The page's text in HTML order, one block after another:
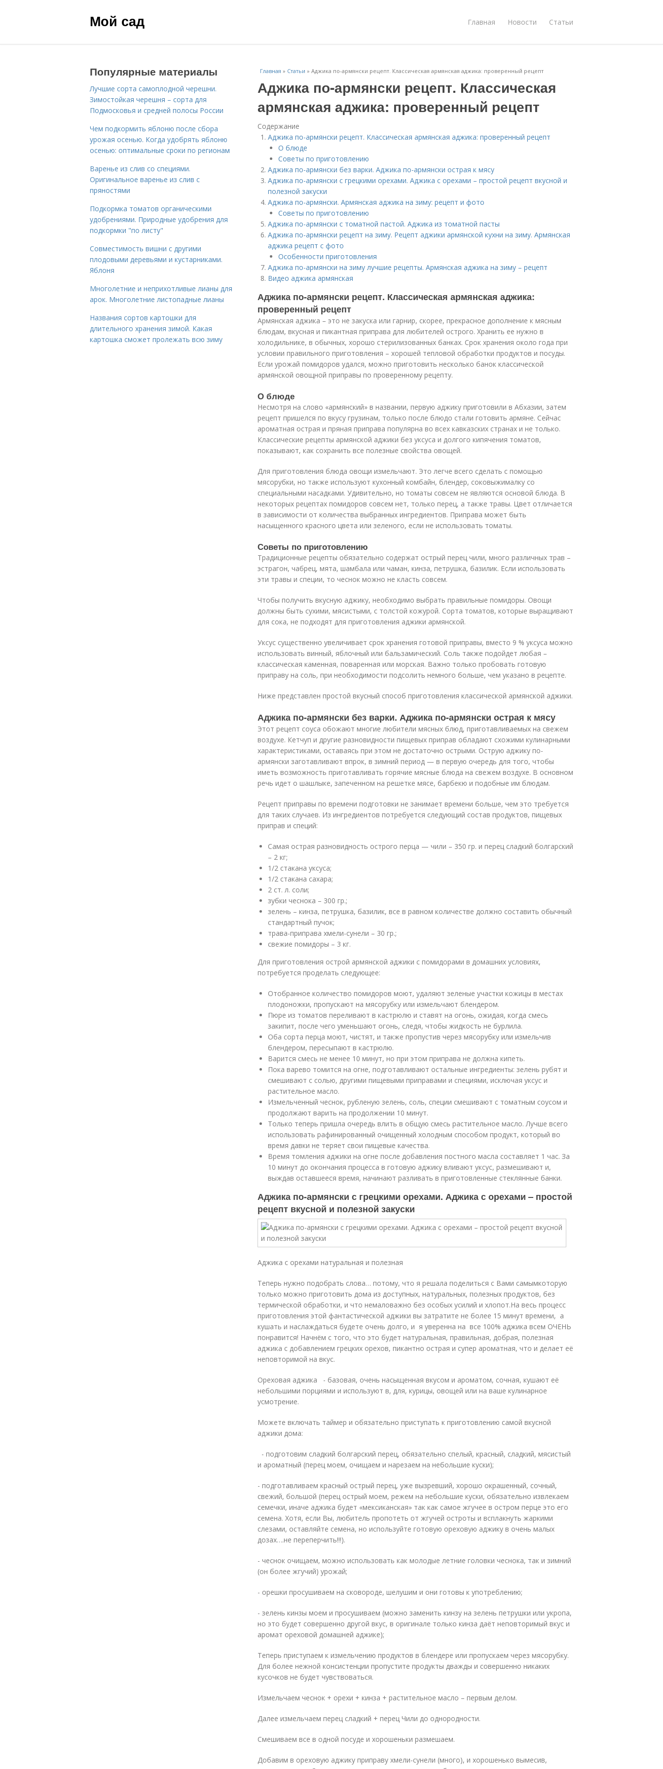
Мой сад Главная Новости Статьи
Главная » Статьи » Аджика по-армянски рецепт. Классическая армянская аджика: проверенный рецепт
Аджика по-армянски рецепт. Классическая
армянская аджика: проверенный рецепт
Содержание
Аджика по-армянски рецепт. Классическая армянская аджика: проверенный рецепт
О блюде
Советы по приготовлению
Аджика по-армянски без варки. Аджика по-армянски острая к мясу
Аджика по-армянски с грецкими орехами. Аджика с орехами – простой рецепт вкусной и
полезной закуски
Аджика по-армянски. Армянская аджика на зиму: рецепт и фото
Советы по приготовлению
Аджика по-армянски с томатной пастой. Аджика из томатной пасты
Аджика по-армянски рецепт на зиму. Рецепт аджики армянской кухни на зиму. Армянская
аджика рецепт с фото
Особенности приготовления
Аджика по-армянски на зиму лучшие рецепты. Армянская аджика на зиму – рецепт
Видео аджика армянская
Аджика по-армянски рецепт. Классическая армянская аджика:
проверенный рецепт
Армянская аджика – это не закуска или гарнир, скорее, прекрасное дополнение к мясным
блюдам, вкусная и пикантная приправа для любителей острого. Хранить ее нужно в
холодильнике, в обычных, хорошо стерилизованных банках. Срок хранения около года при
условии правильного приготовления – хорошей тепловой обработки продуктов и посуды.
Если урожай помидоров удался, можно приготовить несколько банок классической
армянской овощной приправы по проверенному рецепту.
О блюде
Несмотря на слово «армянский» в названии, первую аджику приготовили в Абхазии, затем
рецепт пришелся по вкусу грузинам, только после блюдо стали готовить армяне. Сейчас
ароматная острая и пряная приправа популярна во всех кавказских странах и не только.
Классические рецепты армянской аджики без уксуса и долгого кипячения томатов,
показывают, как сохранить все полезные свойства овощей.
Для приготовления блюда овощи измельчают. Это легче всего сделать с помощью
мясорубки, но также используют кухонный комбайн, блендер, соковыжималку со
специальными насадками. Удивительно, но томаты совсем не являются основой блюда. В
некоторых рецептах помидоров совсем нет, только перец, а также травы. Цвет отличается
в зависимости от количества выбранных ингредиентов. Приправа может быть
насыщенного красного цвета или зеленого, если не использовать томаты.
Советы по приготовлению
Традиционные рецепты обязательно содержат острый перец чили, много различных трав –
эстрагон, чабрец, мята, шамбала или чаман, кинза, петрушка, базилик. Если использовать
эти травы и специи, то чеснок можно не класть совсем.
Чтобы получить вкусную аджику, необходимо выбрать правильные помидоры. Овощи
должны быть сухими, мясистыми, с толстой кожурой. Сорта томатов, которые выращивают
для сока, не подходят для приготовления аджики армянской.
Уксус существенно увеличивает срок хранения готовой приправы, вместо 9 % уксуса можно
использовать винный, яблочный или бальзамический. Соль также подойдет любая –
классическая каменная, поваренная или морская. Важно только пробовать готовую
приправу на соль, при необходимости подсолить немного больше, чем указано в рецепте.
Ниже представлен простой вкусный способ приготовления классической армянской аджики.
Аджика по-армянски без варки. Аджика по-армянски острая к мясу
Этот рецепт соуса обожают многие любители мясных блюд, приготавливаемых на свежем
воздухе. Кетчуп и другие разновидности пищевых приправ обладают схожими кулинарными
характеристиками, оставаясь при этом не достаточно острыми. Острую аджику по-
армянски заготавливают впрок, в зимний период — в первую очередь для того, чтобы
иметь возможность приготавливать горячие мясные блюда на свежем воздухе. В основном
речь идет о шашлыке, запеченном на решетке мясе, барбекю и подобные им блюдам.
Рецепт приправы по времени подготовки не занимает времени больше, чем это требуется
для таких случаев. Из ингредиентов потребуется следующий состав продуктов, пищевых
приправ и специй:
Самая острая разновидность острого перца — чили – 350 гр. и перец сладкий болгарский
– 2 кг;
1/2 стакана уксуса;
1/2 стакана сахара;
2 ст. л. соли;
зубки чеснока – 300 гр.;
зелень – кинза, петрушка, базилик, все в равном количестве должно составить обычный
стандартный пучок;
трава-приправа хмели-сунели – 30 гр.;
свежие помидоры – 3 кг.
Для приготовления острой армянской аджики с помидорами в домашних условиях,
потребуется проделать следующее:
Отобранное количество помидоров моют, удаляют зеленые участки кожицы в местах
плодоножки, пропускают на мясорубку или измельчают блендером.
Пюре из томатов переливают в кастрюлю и ставят на огонь, ожидая, когда смесь
закипит, после чего уменьшают огонь, следя, чтобы жидкость не бурлила.
Оба сорта перца моют, чистят, и также пропустив через мясорубку или измельчив
блендером, пересыпают в кастрюлю.
Варится смесь не менее 10 минут, но при этом приправа не должна кипеть.
Пока варево томится на огне, подготавливают остальные ингредиенты: зелень рубят и
смешивают с солью, другими пищевыми приправами и специями, исключая уксус и
растительное масло.
Измельченный чеснок, рубленую зелень, соль, специи смешивают с томатным соусом и
продолжают варить на продолжении 10 минут.
Только теперь пришла очередь влить в общую смесь растительное масло. Лучше всего
использовать рафинированный очищенный холодным способом продукт, который во
время давки не теряет свои пищевые качества.
Время томления аджики на огне после добавления постного масла составляет 1 час. За
10 минут до окончания процесса в готовую аджику вливают уксус, размешивают и,
выждав оставшееся время, начинают разливать в приготовленные стеклянные банки.
Аджика по-армянски с грецкими орехами. Аджика с орехами – простой
рецепт вкусной и полезной закуски
Аджика с орехами натуральная и полезная
Теперь нужно подобрать слова… потому, что я решала поделиться с Вами самымкоторую
только можно приготовить дома из доступных, натуральных, полезных продуктов, без
термической обработки, и что немаловажно без особых усилий и хлопот.На весь процесс
приготовления этой фантастической аджики вы затратите не более 15 минут времени, а
кушать и наслаждаться будете очень долго, и я уверенна на все 100% аджика всем ОЧЕНЬ
понравится! Начнём с того, что это будет натуральная, правильная, добрая, полезная
аджика с добавлением грецких орехов, пикантно острая и супер ароматная, что и делает её
неповторимой на вкус.
Ореховая аджика - базовая, очень насыщенная вкусом и ароматом, сочная, кушают её
небольшими порциями и используют в, для, курицы, овощей или на ваше кулинарное
усмотрение.
Можете включать таймер и обязательно приступать к приготовлению самой вкусной
аджики дома:
- подготовим сладкий болгарский перец, обязательно спелый, красный, сладкий, мясистый
и ароматный (перец моем, очищаем и нарезаем на небольшие куски);
- подготавливаем красный острый перец, уже вызревший, хорошо окрашенный, сочный,
свежий, большой (перец острый моем, режем на небольшие куски, обязательно извлекаем
семечки, иначе аджика будет «мексиканская» так как самое жгучее в остром перце это его
семена. Хотя, если Вы, любитель пропотеть от жгучей остроты и всплакнуть жаркими
слезами, оставляйте семена, но используйте готовую ореховую аджику в очень малых
дозах….не переперчить!!!).
- чеснок очищаем, можно использовать как молодые летние головки чеснока, так и зимний
(он более жгучий) урожай;
- орешки просушиваем на сковороде, шелушим и они готовы к употреблению;
- зелень кинзы моем и просушиваем (можно заменить кинзу на зелень петрушки или укропа,
но это будет совершенно другой вкус, в оригинале только кинза даёт неповторимый вкус и
аромат ореховой домашней аджике);
Теперь приступаем к измельчению продуктов в блендере или пропускаем через мясорубку.
Для более нежной консистенции пропустите продукты дважды и совершенно никаких
кусочков не будет чувствоваться.
Измельчаем чеснок + орехи + кинза + растительное масло – первым делом.
Далее измельчаем перец сладкий + перец Чили до однородности.
Смешиваем все в одной посуде и хорошеньки размешаем.
Добавим в ореховую аджику приправу хмели-сунели (много), и хорошенько вымесив,
Популярные материалы
Лучшие сорта самоплодной черешни.
Зимостойкая черешня – сорта для
Подмосковья и средней полосы России
Чем подкормить яблоню после сбора
урожая осенью. Когда удобрять яблоню
осенью: оптимальные сроки по регионам
Варенье из слив со специями.
Оригинальное варенье из слив с
пряностями
Подкормка томатов органическими
удобрениями. Природные удобрения для
подкормки "по листу"
Совместимость вишни с другими
плодовыми деревьями и кустарниками.
Яблоня
Многолетние и неприхотливые лианы для
арок. Многолетние листопадные лианы
Названия сортов картошки для
длительного хранения зимой. Какая
картошка сможет пролежать всю зиму